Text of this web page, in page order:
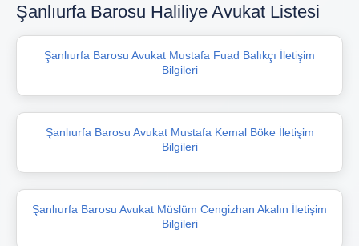
Şanlıurfa Barosu Haliliye Avukat Listesi
Şanlıurfa Barosu Avukat Mustafa Fuad Balıkçı İletişim
Bilgileri
Şanlıurfa Barosu Avukat Mustafa Kemal Böke İletişim
Bilgileri
Şanlıurfa Barosu Avukat Müslüm Cengizhan Akalın İletişim
Bilgileri